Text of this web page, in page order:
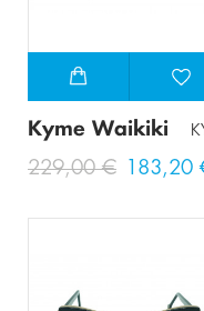
Kyme Waikiki
229,00 € 183,20